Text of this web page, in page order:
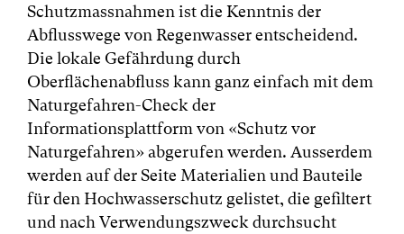
Schutzmassnahmen ist die Kenntnis der
Abflusswege von Regenwasser entscheidend.
Die lokale Gefährdung durch
Oberflächenabfluss kann ganz einfach mit dem
Naturgefahren-Check der
Informationsplattform von «Schutz vor
Naturgefahren» abgerufen werden. Ausserdem
werden auf der Seite Materialien und Bauteile
für den Hochwasserschutz gelistet, die gefiltert
und nach Verwendungszweck durchsucht